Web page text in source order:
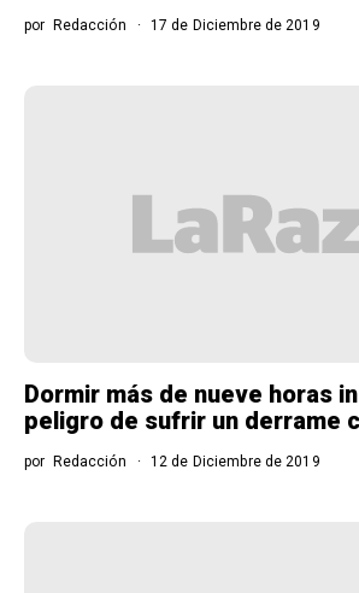
por Redacción 17 de Diciembre de 2019
Dormir más de nueve horas
peligro de sufrir un derrame
por Redacción 12 de Diciembre de 2019